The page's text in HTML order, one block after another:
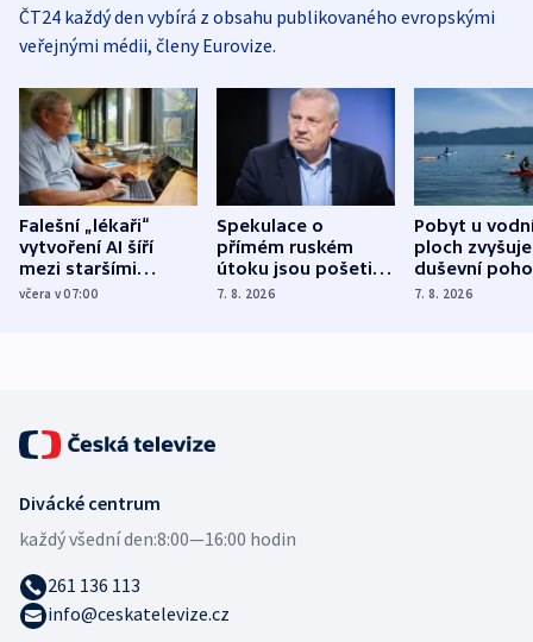
ČT24 každý den vybírá z obsahu publikovaného evropskými
veřejnými médii, členy Eurovize.
Falešní „lékaři“
vytvoření AI šíří
mezi staršími
Poláky nebezpečné
včera v 07:00
Spekulace o
přímém ruském
útoku jsou pošetilé,
míní estonský
7. 8. 2026
Pobyt u
ploch zvyšuje
duševní
ukázala
7. 8. 2026
Divácké centrum
každý všední den:8:00—16:00 hodin
261 136 113
info@ceskatelevize.cz